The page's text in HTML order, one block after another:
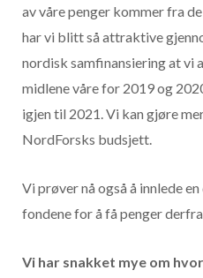
av våre penger kommer fra
har vi blitt så attraktive
nordisk samfinansiering at vi
midlene våre for 2019 og
igjen til 2021. Vi kan gjøre
NordForsks budsjett.
Vi prøver nå også å innlede
fondene for å få penger
Vi har snakket mye om